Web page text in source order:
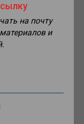
«Модернизация
обеспечения
объектов
идет о трех ОТИ:
малого 40 млн
Заказчик: ГКУ
на почту
и